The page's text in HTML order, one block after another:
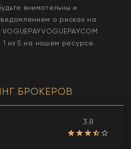
внимательны и
о рисках на
VOGUEPAYVOGUEPAYCOM
1 из 5 на нашем ресурсе.
БРОКЕРОВ
3.8